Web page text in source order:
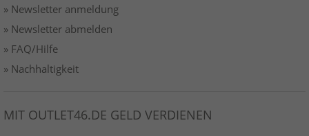
» Newsletter anmeldung
» Newsletter abmelden
» FAQ/Hilfe
» Nachhaltigkeit
MIT OUTLET46.DE GELD VERDIENEN